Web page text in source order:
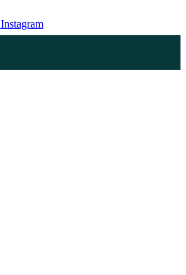
Instagram